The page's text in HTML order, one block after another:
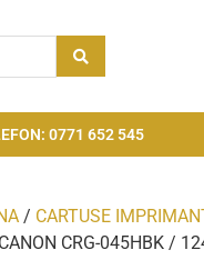
0771 652 545
/ CARTUSE
CRG-045HBK /